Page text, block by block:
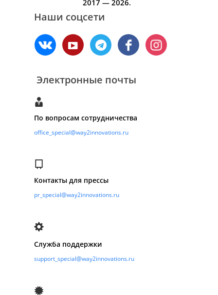
2017 — 2026.
Наши соцсети
Электронные почты
По вопросам сотрудничества
office_special@way2innovations.ru
Контакты для прессы
pr_special@way2innovations.ru
Служба поддержки
support_special@way2innovations.ru